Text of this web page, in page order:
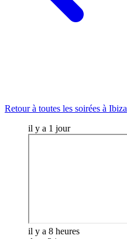
Retour à toutes les soirées à Ibiza
il y a 1 jour
il y a 8 heures